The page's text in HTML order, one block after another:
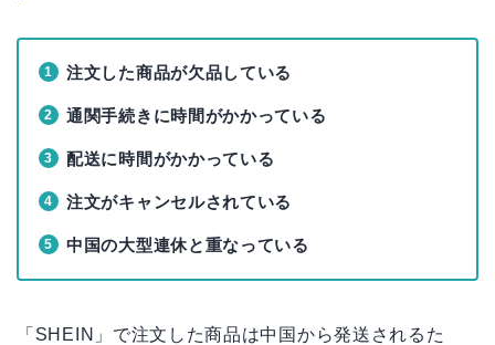
注文した商品が欠品している
通関手続きに時間がかかっている
配送に時間がかかっている
注文がキャンセルされている
中国の大型連休と重なっている
「SHEIN」で注文した商品は中国から発送されるた